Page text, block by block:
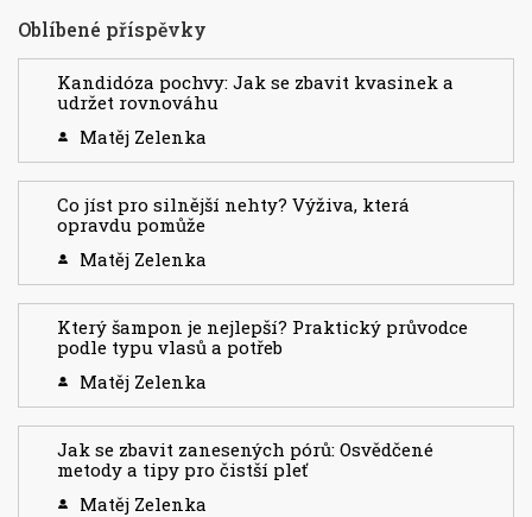
Oblíbené příspěvky
Kandidóza pochvy: Jak se zbavit kvasinek a
udržet rovnováhu
Matěj Zelenka
Co jíst pro silnější nehty? Výživa, která
opravdu pomůže
Matěj Zelenka
Který šampon je nejlepší? Praktický průvodce
podle typu vlasů a potřeb
Matěj Zelenka
Jak se zbavit zanesených pórů: Osvědčené
metody a tipy pro čistší pleť
Matěj Zelenka